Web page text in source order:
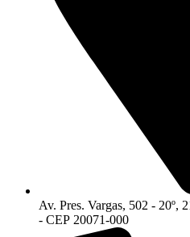
Av. Pres. Vargas, 502 - 20º,
- CEP 20071-000